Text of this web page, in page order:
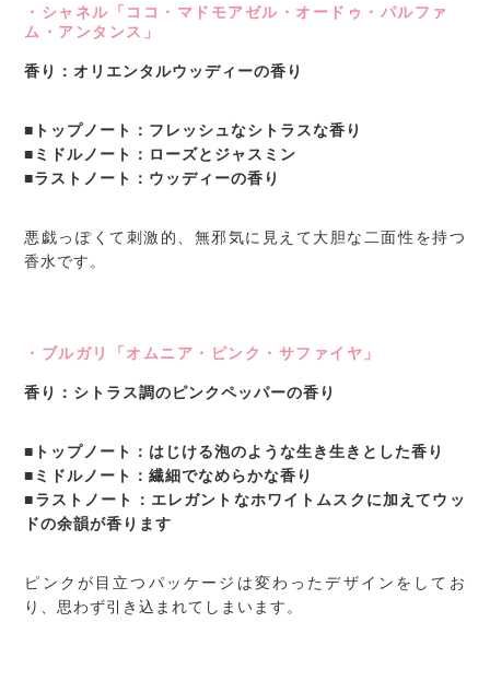
・シャネル「ココ・マドモアゼル・オードゥ・パルファ
ム・アンタンス」
香り：オリエンタルウッディーの香り
■トップノート：フレッシュなシトラスな香り
■ミドルノート：ローズとジャスミン
■ラストノート：ウッディーの香り
悪戯っぽくて刺激的、無邪気に見えて大胆な二面性を持つ
香水です。
・ブルガリ「オムニア・ピンク・サファイヤ」
香り：シトラス調のピンクペッパーの香り
■トップノート：はじける泡のような生き生きとした香り
■ミドルノート：繊細でなめらかな香り
■ラストノート：エレガントなホワイトムスクに加えてウッ
ドの余韻が香ります
ピンクが目立つパッケージは変わったデザインをしてお
り、思わず引き込まれてしまいます。